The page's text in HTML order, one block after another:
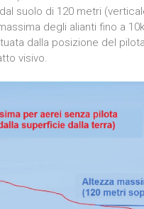
suolo di 120 metri
degli alianti fino a
dalla posizione del
visivo.